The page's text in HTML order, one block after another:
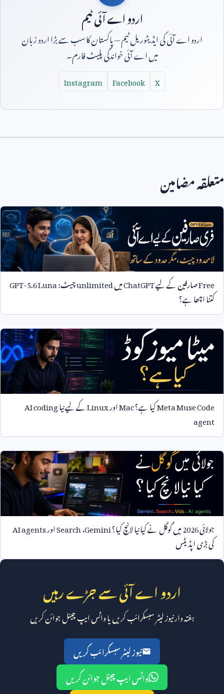
اردو اے آئی ٹیم
اردو اے آئی کی ایڈیٹوریل ٹیم — پاکستان کا سب سے بڑا اردو زبان
میں اے آئی خواندگی پلیٹ فارم۔
X
Facebook
Instagram
متعلقہ مضامین
Freeصارفین کے لیےChatGPTمیںunlimitedچیٹ:GPT-5.6 Luna
کتنا اچھا ہے؟
Meta Muse Codeکیا ہے؟MacاورLinuxکے لیے نیاAI coding
agent
جولائی2026میں گوگل نے کیا نیا لانچ کیا؟Gemini،SearchاورAI agents
کی بڑی اپڈیٹس
اردو اے آئی سے جڑے رہیں
ہفتہ وار نیوز لیٹر سبسکرائب کریں یا واٹس ایپ چینل جوائن کریں
نیوز لیٹر سبسکرائب کریں
واٹس ایپ چینل جوائن کریں